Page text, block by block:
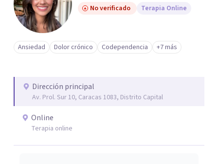
No verificado Terapia Online
Ansiedad Dolor crónico Codependencia +7 más
Dirección principal
Av. Prol. Sur 10, Caracas 1083, Distrito Capital
Online
Terapia online